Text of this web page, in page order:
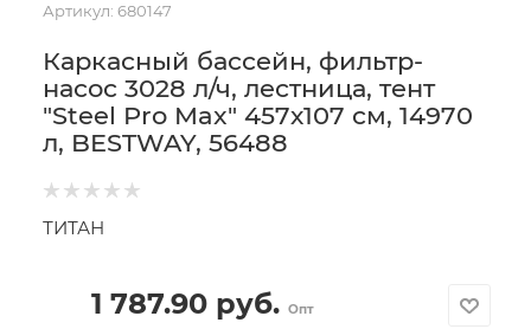
Артикул: 680147
Каркасный бассейн, фильтр-
насос 3028 л/ч, лестница, тент
"Steel Pro Max" 457х107 см, 14970
л, BESTWAY, 56488
ТИТАН
1 787.90руб. Опт